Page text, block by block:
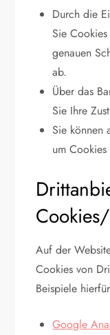
Durch die
Sie
genauen
ab.
Über das
Sie Ihre
Sie können
um
Auf der
Cookies von
Beispiele
Google